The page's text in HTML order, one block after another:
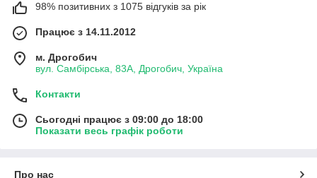
98% позитивних з 1075 відгуків за рік
Працює з 14.11.2012
м. Дрогобич
вул. Самбірська, 83А, Дрогобич, Україна
Контакти
Сьогодні працює з 09:00 до 18:00
Показати весь графік роботи
Про нас